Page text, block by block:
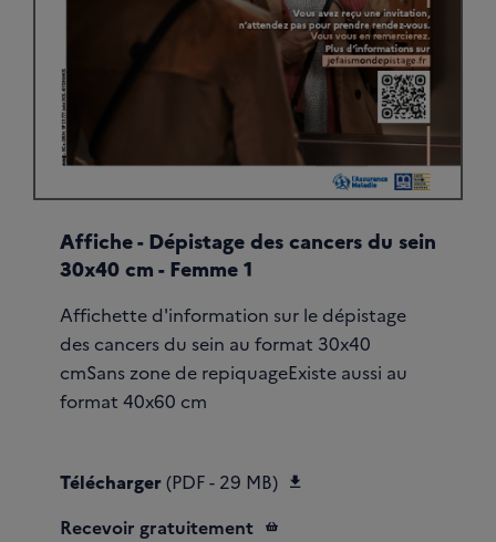
Affiche - Dépistage des cancers du sein
30x40 cm - Femme 1
Affichette d'information sur le dépistage
des cancers du sein au format 30x40
cmSans zone de repiquageExiste aussi au
format 40x60 cm
Télécharger(PDF - 29 MB)
Recevoir gratuitement